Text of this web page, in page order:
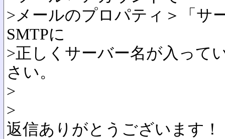
>メールのプロパティ＞「サ
SMTPに
>正しくサーバー名が入って
さい。
>
>
返信ありがとうございます！